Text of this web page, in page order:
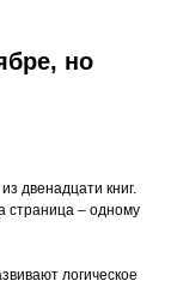
но
двенадцати книг.
страница – одному
логическое